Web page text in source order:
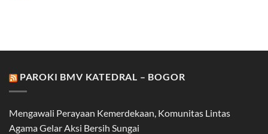
PAROKI BMV KATEDRAL – BOGOR
Mengawali Perayaan Kemerdekaan, Komunitas Lintas
Agama Gelar Aksi Bersih Sungai